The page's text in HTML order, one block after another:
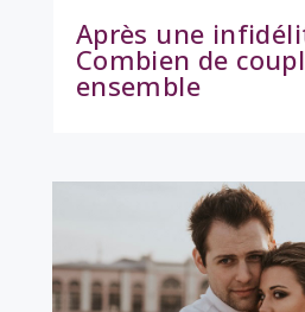
Après une
Combien de
ensemble